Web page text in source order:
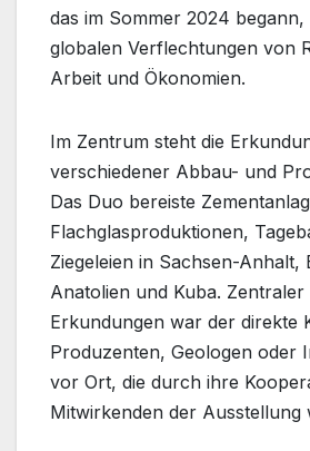
das im Sommer 2024 begann,
globalen Verflechtungen von
Arbeit und Ökonomien.
Im Zentrum steht die
verschiedener Abbau- und
Das Duo bereiste
Flachglasproduktionen,
Ziegeleien in Sachsen-Anhalt,
Anatolien und Kuba.
Erkundungen war der direkte
Produzenten, Geologen oder
vor Ort, die durch ihre
Mitwirkenden der Ausstellung